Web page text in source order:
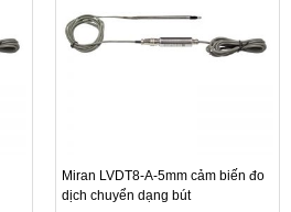
Miran LVDT8-A-5mm cảm biến đo
dịch chuyển dạng bút